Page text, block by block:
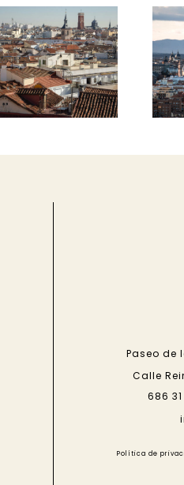
Paseo de
Calle
686
Política de